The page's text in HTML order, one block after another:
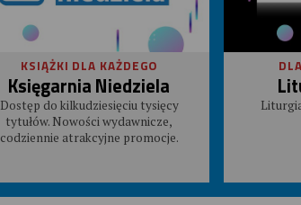
KSIĄŻKI DLA KAŻDEGO
Księgarnia Niedziela
Dostęp do kilkudziesięciu tysięcy
tytułów. Nowości wydawnicze,
codziennie atrakcyjne promocje.